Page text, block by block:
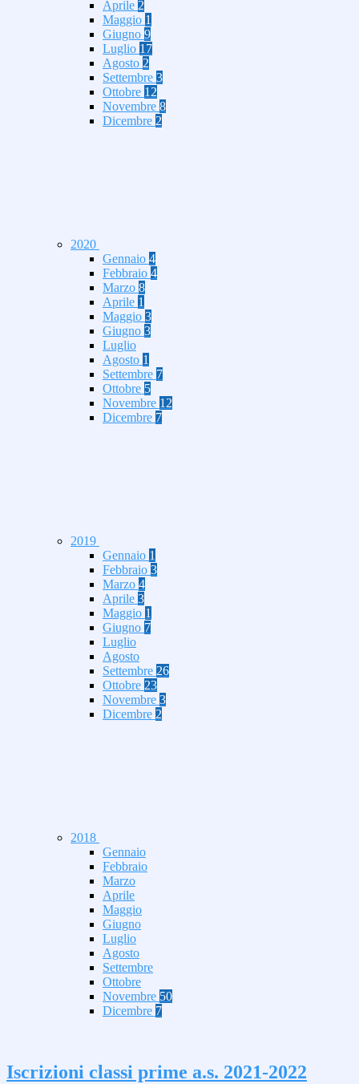
Aprile 2
Maggio 1
Giugno 9
Luglio 17
Agosto 2
Settembre 3
Ottobre 12
Novembre 8
Dicembre 2
2020
Gennaio 4
Febbraio 4
Marzo 8
Aprile 1
Maggio 3
Giugno 3
Luglio
Agosto 1
Settembre 7
Ottobre 5
Novembre 12
Dicembre 7
2019
Gennaio 1
Febbraio 3
Marzo 4
Aprile 3
Maggio 1
Giugno 7
Luglio
Agosto
Settembre 26
Ottobre 23
Novembre 3
Dicembre 2
2018
Gennaio
Febbraio
Marzo
Aprile
Maggio
Giugno
Luglio
Agosto
Settembre
Ottobre
Novembre 50
Dicembre 7
Iscrizioni classi prime a.s. 2021-2022